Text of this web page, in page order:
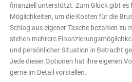
finanziell unterstützt. Zum Glück gibt es
Möglichkeiten, um die Kosten für die
Schlag aus eigener Tasche bezahlen zu
stehen mehrere
und persönlicher Situation in Betracht
Jede dieser Optionen hat ihre eigenen
gerne im Detail vorstellen.